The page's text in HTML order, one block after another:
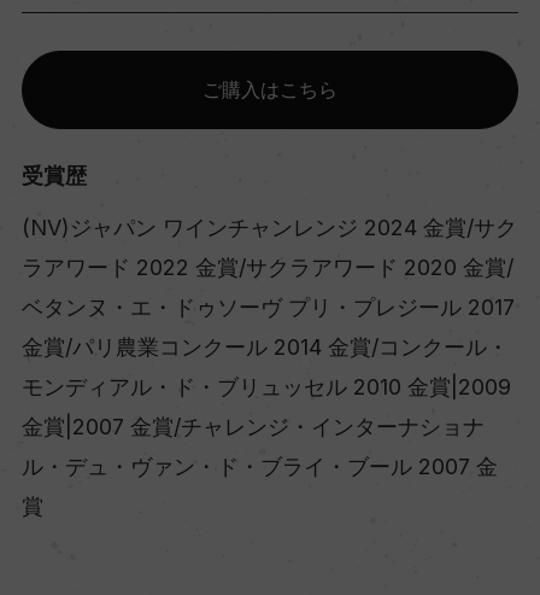
ご購入はこちら
受賞歴
(NV)ジャパン ワインチャンレンジ 2024 金賞/サク
ラアワード 2022 金賞/サクラアワード 2020 金賞/
ベタンヌ・エ・ドゥソーヴ プリ・プレジール 2017
金賞/パリ農業コンクール 2014 金賞/コンクール・
モンディアル・ド・ブリュッセル 2010 金賞|2009
金賞|2007 金賞/チャレンジ・インターナショナ
ル・デュ・ヴァン・ド・ブライ・ブール 2007 金
賞